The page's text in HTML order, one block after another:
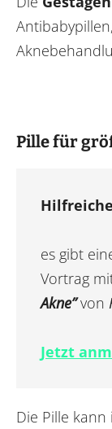
Pille für
es gibt
Vortrag
Akne”von
Jetzt
Die Pille